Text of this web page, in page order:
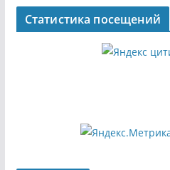
Статистика посещений